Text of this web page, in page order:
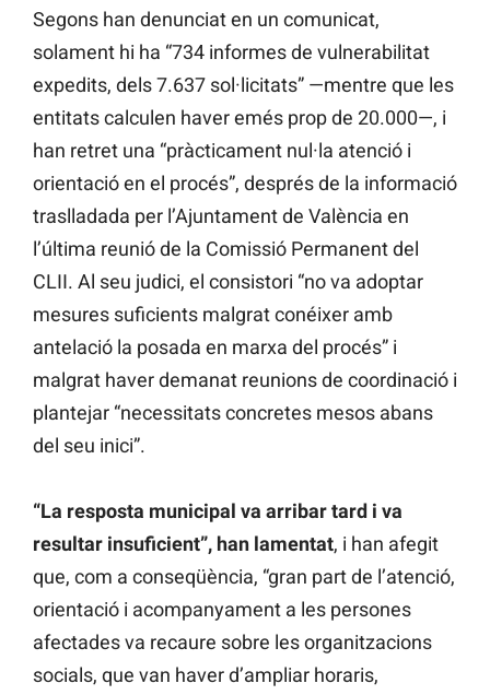
Segons han denunciat en un comunicat,
solament hi ha “734 informes de vulnerabilitat
expedits, dels 7.637 sol·licitats” —mentre que les
entitats calculen haver emés prop de 20.000—, i
han retret una “pràcticament nul·la atenció i
orientació en el procés”, després de la informació
traslladada per l’Ajuntament de València en
l’última reunió de la Comissió Permanent del
CLII. Al seu judici, el consistori “no va adoptar
mesures suficients malgrat conéixer amb
antelació la posada en marxa del procés” i
malgrat haver demanat reunions de coordinació i
plantejar “necessitats concretes mesos abans
del seu inici”.
“La resposta municipal va arribar tard i va
resultar insuficient”, han lamentat, i han afegit
que, com a conseqüència, “gran part de l’atenció,
orientació i acompanyament a les persones
afectades va recaure sobre les organitzacions
socials, que van haver d’ampliar horaris,